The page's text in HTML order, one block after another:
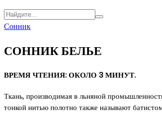
Сонник
СОННИК БЕЛЬЕ
ВРЕМЯ ЧТЕНИЯ: ОКОЛО 3 МИНУТ.
Ткань, производимая в льняной
тонкой нитью полотно также называют